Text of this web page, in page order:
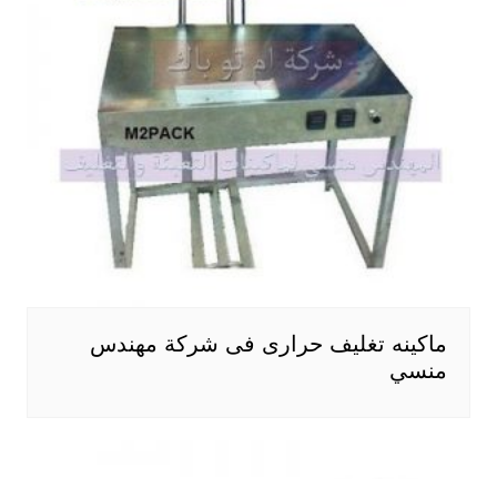
ماكينه تغليف حرارى فى شركة مهندس
منسي